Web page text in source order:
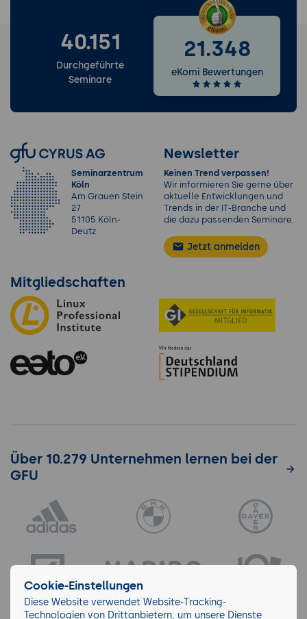
40.151
Durchgeführte
Seminare
21.348
eKomi Bewertungen
Seminarzentrum
Köln
Am Grauen Stein
27
51105 Köln-
Deutz
Newsletter
Keinen Trend verpassen!
Wir informieren Sie gerne über
aktuelle Entwicklungen und
Trends in der IT-Branche und
die dazu passenden Seminare.
Jetzt anmelden
Mitgliedschaften
Über 10.279 Unternehmen lernen bei der
GFU
Cookie-Einstellungen
Diese Website verwendet Website-Tracking-
Technologien von Drittanbietern, um unsere Dienste